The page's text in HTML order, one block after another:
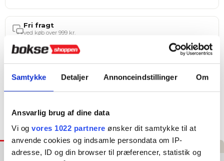
Samtykke Detaljer Annonceindstillinger Om
Ansvarlig brug af dine data
Vi og vores 1022 partnere ønsker dit samtykke til at
anvende cookies og indsamle persondata om IP-
adresse, ID og din browser til præferencer, statistik og
Fri fragt
ved køb over 999 kr.
Hurtig levering
4,8 ★ på E-mærket
Verificeret webshop
Tilføj til Ønskeskyen
Specifikationer Guides/Vejledninger